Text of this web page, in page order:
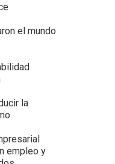
el mundo
la
empleo y